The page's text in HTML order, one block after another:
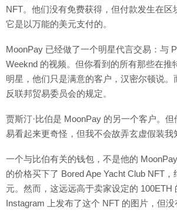
NFT。他们没有免费获得，但付款发生在区
它是以万能的美元支付的。
MoonPay 已经做了一个明星代言交易：与
Weeknd 的视频。但你看到的所有那些在推
明星，他们只是满意的客户，汉密尔顿说。
反联邦贸易委员会的规定。
贾斯汀·比伯是 MoonPay 的另一个客户。
易看起来更奇怪，但我不会故弄玄虚假装我
一个与比伯有关的钱包，不是他的
的价格买下了 Bored Ape Yacht Club NFT，
元。然而，这远远高于卖家设定的 100ETH
Instagram 上发布了这个 NFT 的图片，但没